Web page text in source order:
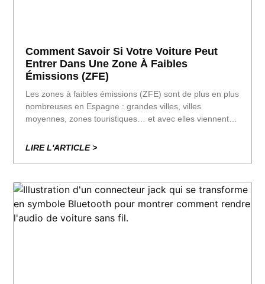
Comment Savoir Si Votre Voiture Peut
Entrer Dans Une Zone À Faibles
Émissions (ZFE)
Les zones à faibles émissions (ZFE) sont de plus en plus
nombreuses en Espagne : grandes villes, villes
moyennes, zones touristiques… et avec elles viennent
recevoir une amende de 200 € ? ” Ce guide y répond.
LIRE L'ARTICLE >